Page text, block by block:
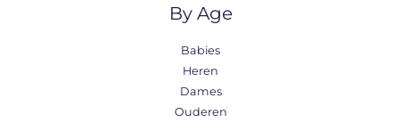
By Age
Babies
Heren
Dames
Ouderen